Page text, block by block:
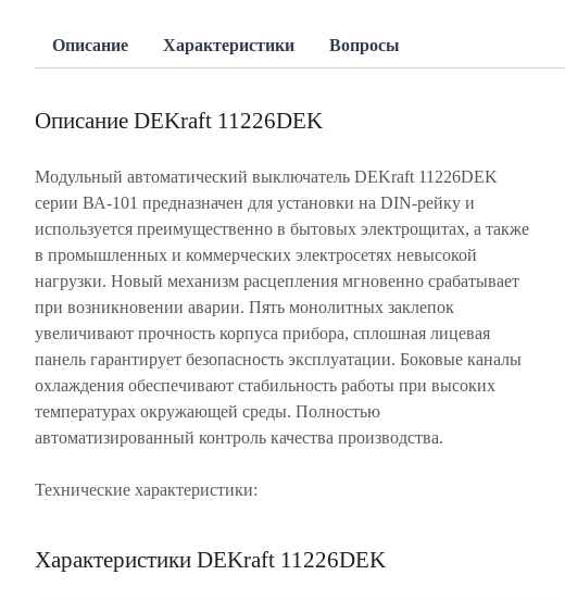
Описание Характеристики Вопросы
Описание DEKraft 11226DEK
Модульный автоматический выключатель DEKraft 11226DEK
серии ВА-101 предназначен для установки на DIN-рейку и
используется преимущественно в бытовых электрощитах, а также
в промышленных и коммерческих электросетях невысокой
нагрузки. Новый механизм расцепления мгновенно срабатывает
при возникновении аварии. Пять монолитных заклепок
увеличивают прочность корпуса прибора, сплошная лицевая
панель гарантирует безопасность эксплуатации. Боковые каналы
охлаждения обеспечивают стабильность работы при высоких
температурах окружающей среды. Полностью
автоматизированный контроль качества производства.
Технические характеристики:
Характеристики DEKraft 11226DEK